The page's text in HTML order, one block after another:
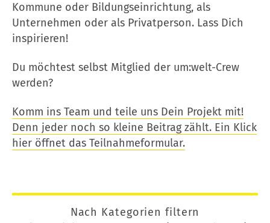
Kommune oder Bildungseinrichtung, als
Unternehmen oder als Privatperson. Lass Dich
inspirieren!
Du möchtest selbst Mitglied der um:welt-Crew
werden?
Komm ins Team und teile uns Dein Projekt mit!
Denn jeder noch so kleine Beitrag zählt. Ein Klick
hier öffnet das Teilnahmeformular.
Nach Kategorien filtern